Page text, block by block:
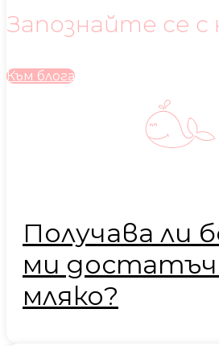
Запознайте се с
Към блога
Получава ли
ми
мляко?